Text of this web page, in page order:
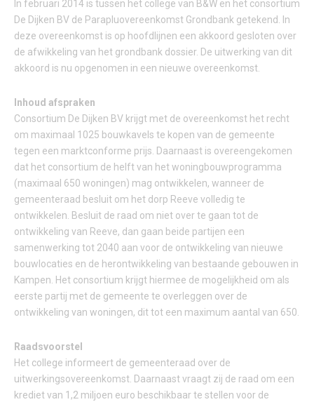
In februari 2014 is tussen het college van B&W en het consortium
De Dijken BV de Parapluovereenkomst Grondbank getekend. In
deze overeenkomst is op hoofdlijnen een akkoord gesloten over
de afwikkeling van het grondbank dossier. De uitwerking van dit
akkoord is nu opgenomen in een nieuwe overeenkomst.
Inhoud afspraken
Consortium De Dijken BV krijgt met de overeenkomst het recht
om maximaal 1025 bouwkavels te kopen van de gemeente
tegen een marktconforme prijs. Daarnaast is overeengekomen
dat het consortium de helft van het woningbouwprogramma
(maximaal 650 woningen) mag ontwikkelen, wanneer de
gemeenteraad besluit om het dorp Reeve volledig te
ontwikkelen. Besluit de raad om niet over te gaan tot de
ontwikkeling van Reeve, dan gaan beide partijen een
samenwerking tot 2040 aan voor de ontwikkeling van nieuwe
bouwlocaties en de herontwikkeling van bestaande gebouwen in
Kampen. Het consortium krijgt hiermee de mogelijkheid om als
eerste partij met de gemeente te overleggen over de
ontwikkeling van woningen, dit tot een maximum aantal van 650.
Raadsvoorstel
Het college informeert de gemeenteraad over de
uitwerkingsovereenkomst. Daarnaast vraagt zij de raad om een
krediet van 1,2 miljoen euro beschikbaar te stellen voor de